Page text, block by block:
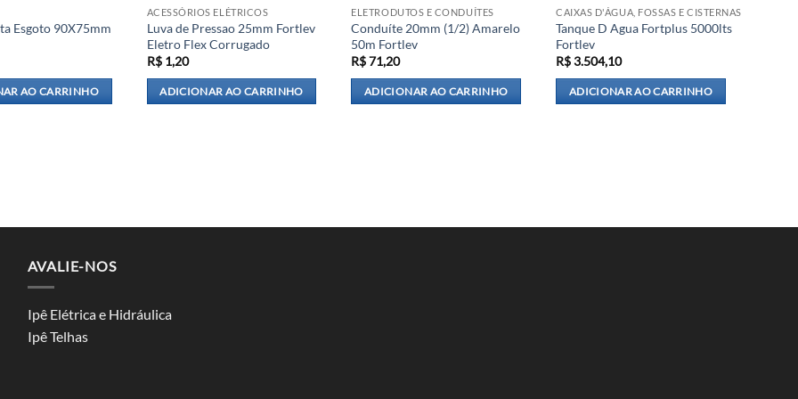
Esgoto 90X75mm
AO CARRINHO
ACESSÓRIOS ELÉTRICOS
Luva de Pressao 25mm Fortlev
Eletro Flex Corrugado
R$1,20
ADICIONAR AO CARRINHO
ELETRODUTOS E CONDUÍTES
Conduíte 20mm (1/2) Amarelo
50m Fortlev
R$71,20
ADICIONAR AO CARRINHO
CAIXAS D'ÁGUA, FOSSAS E CISTERNAS
Tanque D Agua Fortplus 5000lts
Fortlev
R$3.504,10
ADICIONAR AO CARRINHO
AVALIE-NOS
Ipê Elétrica e Hidráulica
Ipê Telhas